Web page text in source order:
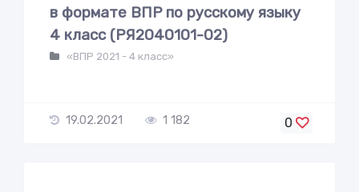
в формате ВПР по русскому языку
4 класс (РЯ2040101-02)
«ВПР 2021 - 4 класс»
19.02.2021 1 182 0